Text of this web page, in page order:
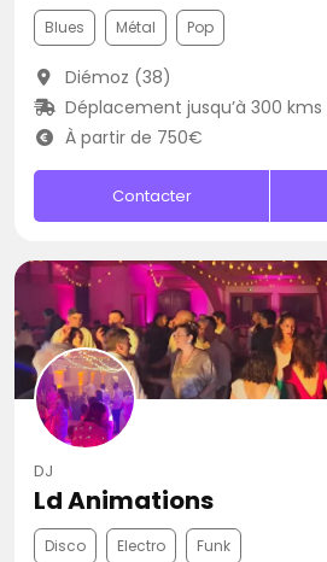
Blues Métal Pop
Diémoz (38)
Déplacement jusqu’à 300 kms
À partir de 750€
Contacter
DJ
Ld Animations
Disco Electro Funk